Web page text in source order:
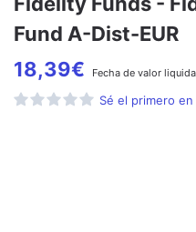
Fund A-Dist-EUR
18,39€ Fecha de valor
Sé el primero